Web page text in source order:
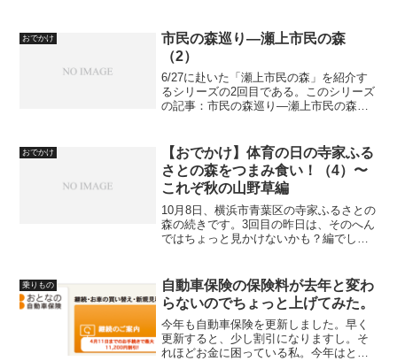
じさせる花ということで、紹介します。
何が秋を感じさせて、何...
おでかけ
市民の森巡り―瀬上市民の森
（2）
6/27に赴いた「瀬上市民の森」を紹介す
るシリーズの2回目である。このシリーズ
の記事：市民の森巡り―瀬上市民の森
（PDF） これは円海山周辺マップ
（PDF）。A2とかと...
おでかけ
【おでかけ】体育の日の寺家ふる
さとの森をつまみ食い！（4）〜
これぞ秋の山野草編
10月8日、横浜市青葉区の寺家ふるさとの
森の続きです。3回目の昨日は、そのへん
ではちょっと見かけないかも？編でし
け】体育の日の寺家ふるさとの森をつま
み食い！（3）〜ち...
乗りもの
自動車保険の保険料が去年と変わ
らないのでちょっと上げてみた。
今年も自動車保険を更新しました。早く
更新すると、少し割引になりますし。そ
れほどお金に困っている私。今年はとに